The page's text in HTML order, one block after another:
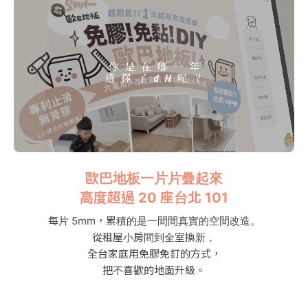
歐巴地板一片片疊起來
高度超過 20 座台北 101
每片 5mm，累積的是一間間真實的空間改造。
從租屋小房間到全室換新，
全台家庭用免膠免釘的方式，
把不喜歡的地面升級。